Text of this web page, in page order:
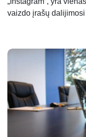
vaizdo įrašų